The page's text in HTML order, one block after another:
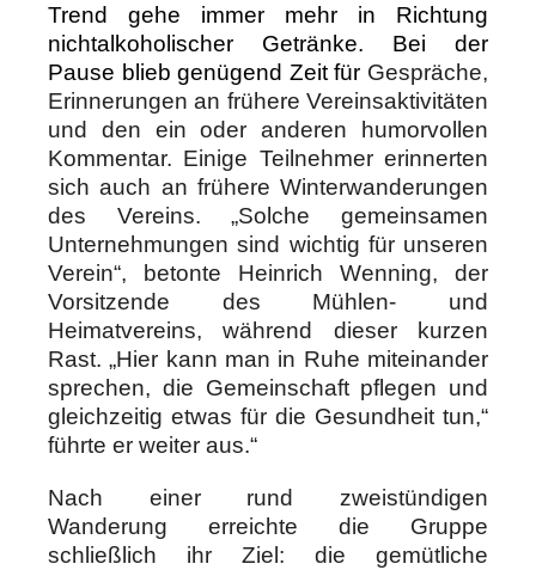
Trend gehe immer mehr in Richtung
nichtalkoholischer Getränke. Bei der
Pause blieb genügend Zeit für Gespräche,
Erinnerungen an frühere Vereinsaktivitäten
und den ein oder anderen humorvollen
Kommentar. Einige Teilnehmer erinnerten
sich auch an frühere Winterwanderungen
des Vereins. „Solche gemeinsamen
Unternehmungen sind wichtig für unseren
Verein“, betonte Heinrich Wenning, der
Vorsitzende des Mühlen- und
Heimatvereins, während dieser kurzen
Rast. „Hier kann man in Ruhe miteinander
sprechen, die Gemeinschaft pflegen und
gleichzeitig etwas für die Gesundheit tun,“
führte er weiter aus.“
Nach einer rund zweistündigen
Wanderung erreichte die Gruppe
schließlich ihr Ziel: die gemütliche